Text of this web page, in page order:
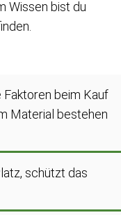
Wissen bist du
beim Kauf
Material bestehen
schützt das